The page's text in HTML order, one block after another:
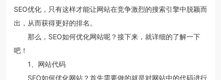
SEO优化，只有这样才能让网站在竞争激烈的搜索引擎中脱颖而
出，从而获得更好的排名。
那么，SEO如何优化网站呢？接下来，就详细的了解一下
吧！
1、网站代码
SEO如何优化网站？首先需要做的就是对网站中的代码进行